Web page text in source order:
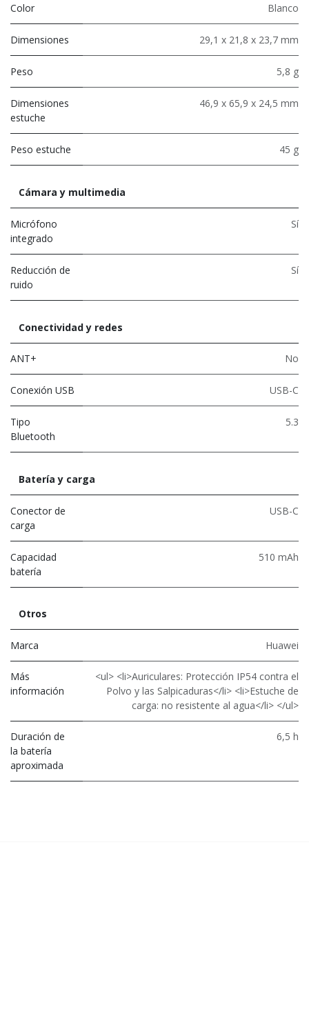
Color Blanco
Dimensiones 29,1 x 21,8 x 23,7 mm
Peso 5,8 g
Dimensiones
estuche
46,9 x 65,9 x 24,5 mm
Peso estuche 45 g
Cámara y multimedia
Micrófono
integrado
Sí
Reducción de
ruido
Sí
Conectividad y redes
ANT+ No
Conexión USB USB-C
Tipo
Bluetooth
5.3
Batería y carga
Conector de
carga
USB-C
Capacidad
batería
510 mAh
Otros
Marca Huawei
Más
información
<ul> <li>Auriculares: Protección IP54 contra el
Polvo y las Salpicaduras</li> <li>Estuche de
carga: no resistente al agua</li> </ul>
Duración de
la batería
aproximada
6,5 h